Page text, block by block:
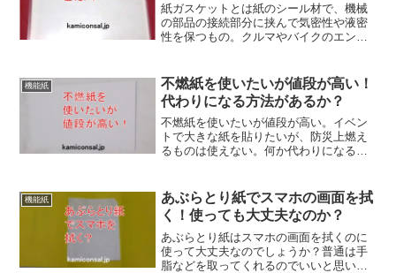
紙ガスケットとは紙のシール材で、機械
の部品の接続部分に挟んで気密性や液密
性を保つもの。クルマやバイクのエンジ
のがパッキンとの違い。なお紙ガスケッ
ト再利用は考えない方がいいです。
機能紙
不燃紙を使いたいが値段が高い！
代わりになる方法があるか？
不燃紙を使いたいが値段が高い。イベン
トで大きな紙を貼りたいが、防災上燃え
るものは使えない。何か代わりになる方
塗布するというのがあります。ある程度
は不燃紙の代替品になるでしょう。
機能紙
あぶらとり紙でスマホの画面を拭
く！使っても大丈夫なのか？
あぶらとり紙はスマホの画面を拭くのに
使って大丈夫なのでしょうか？普通は手
脂などを取ってくれるのでいいと思いま